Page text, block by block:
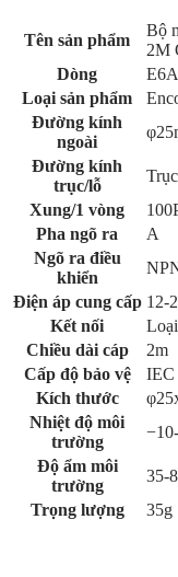
Tên sản phẩm
Bộ
2M
Dòng
Loại sản phẩm
Đường kính
ngoài
Đường kính
trục/lỗ
Xung/1 vòng
Pha ngõ ra
A
Ngõ ra điều
khiển
Điện áp cung cấp 12-
Kết nối
Chiều dài cáp
2m
Cấp độ bảo vệ
IEC
Kích thước
Nhiệt độ môi
trường
Độ ẩm môi
trường
35-
Trọng lượng
35g